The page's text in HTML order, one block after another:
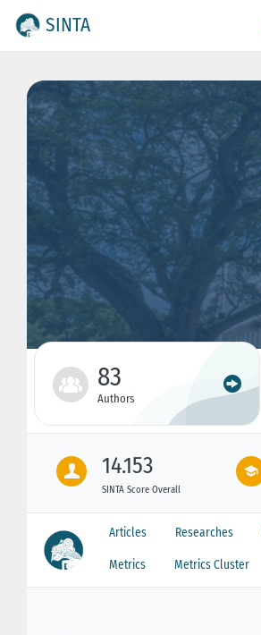
SINTA
83
Authors
14.153
SINTA Score Overall
Articles Researches
Metrics Metrics Cluster